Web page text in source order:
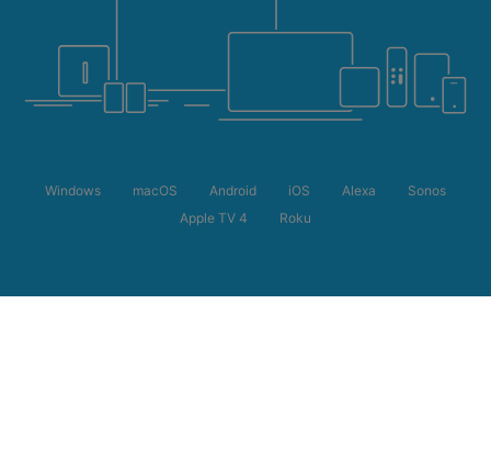
Windows macOS Android iOS Alexa
Sonos
Apple TV 4
Roku